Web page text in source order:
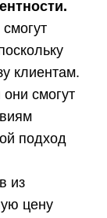
клиентам.
смогут
подход
из
цену